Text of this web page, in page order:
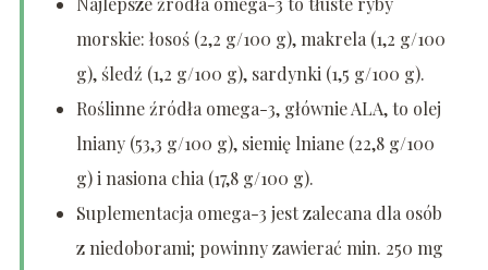
morskie: łosoś (2,2 g/100 g), makrela (1,2 g/100
g), śledź (1,2 g/100 g), sardynki (1,5 g/100 g).
Roślinne źródła omega-3, głównie ALA, to olej
lniany (53,3 g/100 g), siemię lniane (22,8 g/100
g) i nasiona chia (17,8 g/100 g).
Suplementacja omega-3 jest zalecana dla osób
z niedoborami; powinny zawierać min. 250 mg